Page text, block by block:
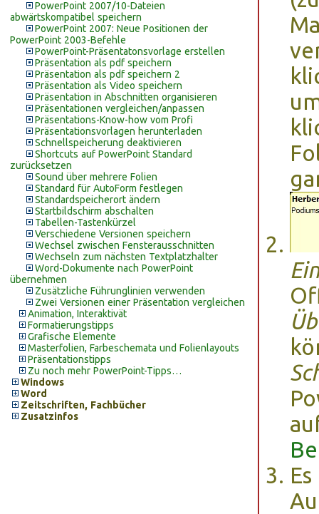
PowerPoint 2007/10-Dateien
abwärtskompatibel speichern
PowerPoint 2007: Neue Positionen der
PowerPoint 2003-Befehle
PowerPoint-Präsentatonsvorlage erstellen
Präsentation als pdf speichern
Präsentation als pdf speichern 2
Präsentation als Video speichern
Präsentation in Abschnitten organisieren
Präsentationen vergleichen/anpassen
Präsentations-Know-how vom Profi
Präsentationsvorlagen herunterladen
Schnellspeicherung deaktivieren
Shortcuts auf PowerPoint Standard
zurücksetzen
Sound über mehrere Folien
Standard für AutoForm festlegen
Standardspeicherort ändern
Startbildschirm abschalten
Tabellen-Tastenkürzel
Verschiedene Versionen speichern
Wechsel zwischen Fensterausschnitten
Wechseln zum nächsten Textplatzhalter
Word-Dokumente nach PowerPoint
übernehmen
Zusätzliche Führunglinien verwenden
Zwei Versionen einer Präsentation vergleichen
Animation, Interaktivät
Formatierungstipps
Grafische Elemente
Masterfolien, Farbeschemata und Folienlayouts
Präsentationstipps
Zu noch mehr PowerPoint-Tipps…
Windows
Word
Zeitschriften, Fachbücher
Zusatzinfos